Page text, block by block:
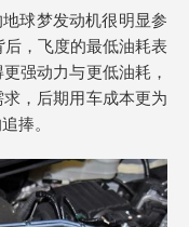
球梦发动机很明显参
，飞度的最低油耗表
强动力与更低油耗，
，后期用车成本更为
捧。